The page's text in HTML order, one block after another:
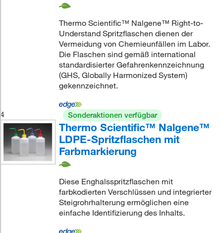
Thermo Scientific™ Nalgene™ Right-to-
Understand Spritzflaschen dienen der
Vermeidung von Chemieunfällen im Labor.
Die Flaschen sind gemäß international
standardisierter Gefahrenkennzeichnung
(GHS, Globally Harmonized System)
gekennzeichnet.
4 Sonderaktionen verfügbar
Thermo Scientific™ Nalgene™
LDPE-Spritzflaschen mit
Farbmarkierung
Diese Enghalsspritzflaschen mit
farbkodierten Verschlüssen und integrierter
Steigrohrhalterung ermöglichen eine
einfache Identifizierung des Inhalts.